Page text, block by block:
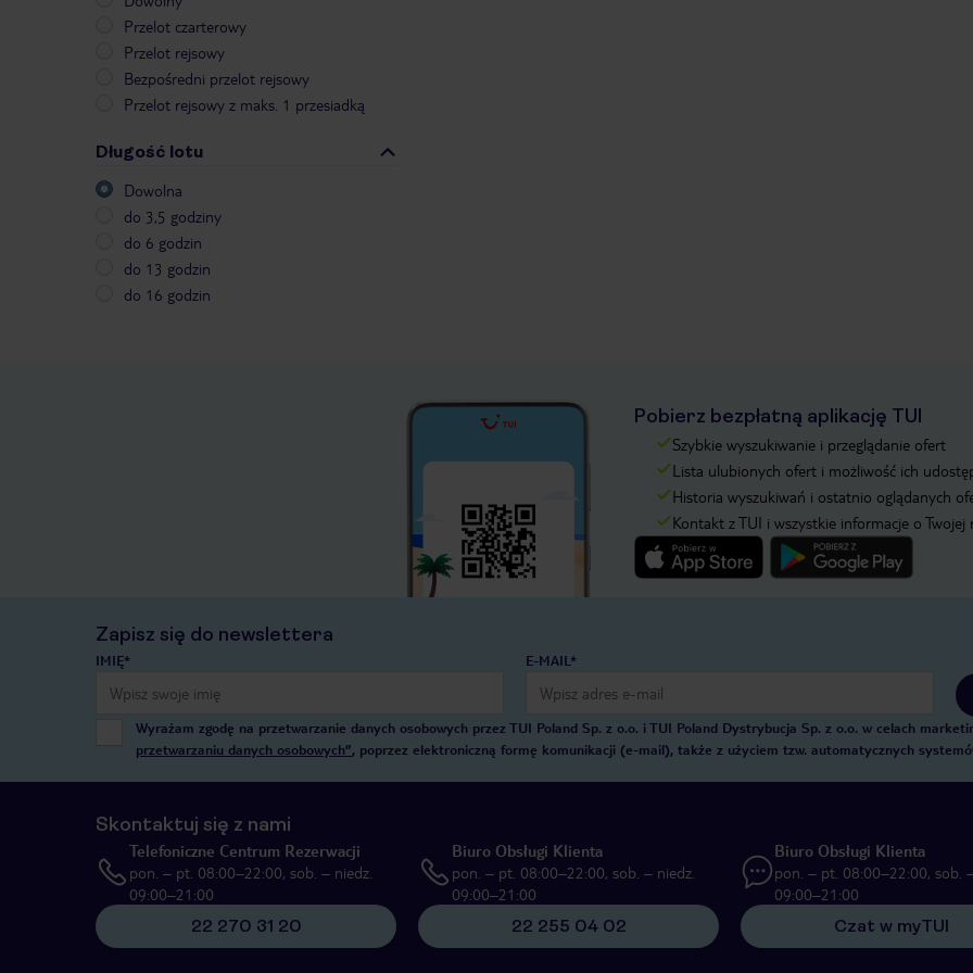
Przelot czarterowy
Przelot rejsowy
Bezpośredni przelot rejsowy
Przelot rejsowy z maks. 1 przesiadką
Długość lotu
Dowolna
do 3,5 godziny
do 6 godzin
do 13 godzin
do 16 godzin
Pobierz bezpłatną aplikację TUI
Szybkie wyszukiwanie i przeglądanie ofert
Lista ulubionych ofert i możliwość ich
Historia wyszukiwań i ostatnio oglądanych
Kontakt z TUI i wszystkie informacje o Twojej
Zapisz się do newslettera
IMIĘ* E-MAIL*
Wyrażam zgodę na przetwarzanie danych osobowych przez TUI Poland Sp. z o.o. i TUI Poland Dystrybucja Sp. z o.o. w celach
przetwarzaniu danych osobowych”, poprzez elektroniczną formę komunikacji (e-mail), także z użyciem tzw. automatycznych
Skontaktuj się z nami
Telefoniczne Centrum Rezerwacji
pon. – pt. 08:00–22:00, sob. – niedz.
09:00–21:00
22 270 31 20
Biuro Obsługi Klienta
pon. – pt. 08:00–22:00, sob. – niedz.
09:00–21:00
22 255 04 02
Biuro Obsługi Klienta
pon. – pt. 08:00–22:00, sob.
09:00–21:00
Czat w myTUI